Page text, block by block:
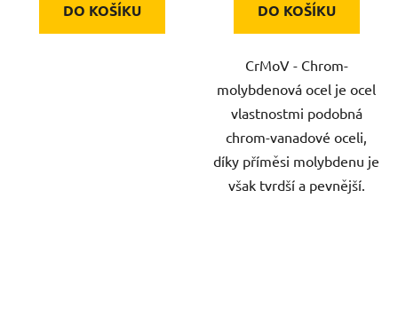
DO KOŠÍKU DO KOŠÍKU
CrMoV - Chrom-
molybdenová ocel je ocel
vlastnostmi podobná
chrom-vanadové oceli,
díky příměsi molybdenu je
však tvrdší a pevnější.